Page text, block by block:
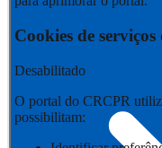
Cookies de serviços
Desabilitado
O portal do CRCPR
possibilitam: